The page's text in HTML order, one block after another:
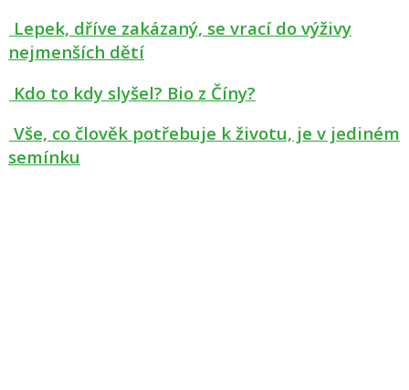
Lepek, dříve zakázaný, se vrací do výživy
nejmenších dětí
Kdo to kdy slyšel? Bio z Číny?
Vše, co člověk potřebuje k životu, je v jediném
semínku